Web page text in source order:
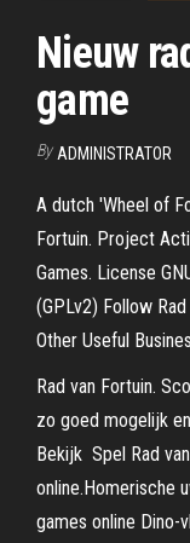
Nieuw
game
By ADMINISTRATOR
A dutch 'Wheel of
Fortuin. Project
Games. License
(GPLv2) Follow
Other Useful
Rad van Fortuin.
zo goed mogelijk
Bekijk Spel Rad
online.Homerische
games online Dino-